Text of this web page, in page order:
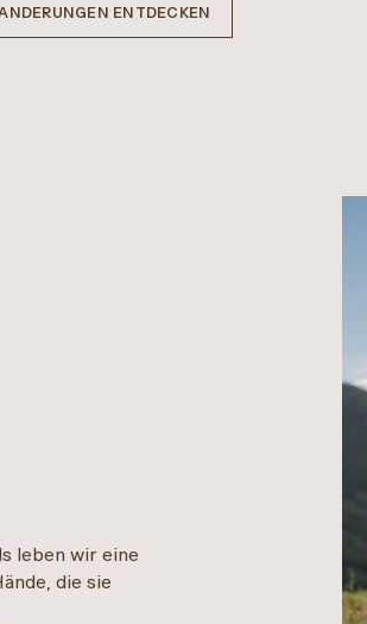
ENTDECKEN
leben wir eine
die sie